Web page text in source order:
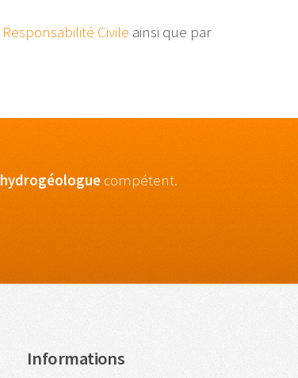
Responsabilité Civile ainsi que par
hydrogéologue compétent.
Informations